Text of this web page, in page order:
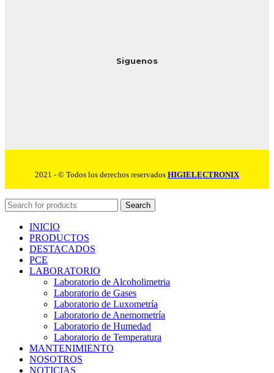
Siguenos
2021 - © Todos los derechos reservados HIGIELECTRONIX
Search
INICIO
PRODUCTOS
DESTACADOS
PCE
LABORATORIO
Laboratorio de Alcoholimetria
Laboratorio de Gases
Laboratorio de Luxometría
Laboratorio de Anemometría
Laboratorio de Humedad
Laboratorio de Temperatura
MANTENIMIENTO
NOSOTROS
NOTICIAS